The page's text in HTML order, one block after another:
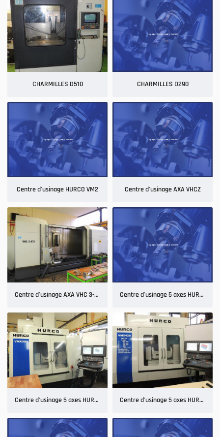
ACCUEIL
FAIRE
MACHINES
AVIS
ACTUALITÉS
CONTACT
Une question
Rejoignez-
INSCRIPTION
CHARMILLES D510 CHARMILLES D290
Centre d'usinage HURCO VM2 Centre d'usinage AXA VHCZ
Centre d'usinage AXA VHC 3-3000 XTS Centre d'usinage 5 axes HURCO VMX 30 U - 1
Centre d'usinage 5 axes HURCO VMX 30 U Centre d'usinage 5 axes HURCO 42SRTI